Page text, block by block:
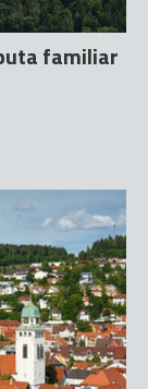
familiar